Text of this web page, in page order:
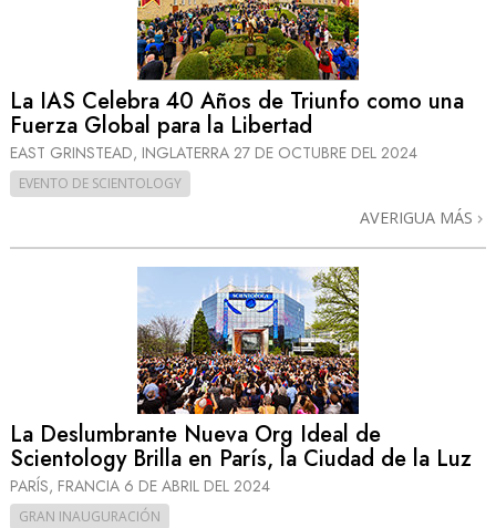
La IAS Celebra 40 Años de Triunfo como una
Fuerza Global para la Libertad
EAST GRINSTEAD, INGLATERRA 27 DE OCTUBRE DEL 2024
EVENTO DE SCIENTOLOGY
AVERIGUA MÁS
La Deslumbrante Nueva Org Ideal de
Scientology Brilla en París, la Ciudad de la Luz
PARÍS, FRANCIA 6 DE ABRIL DEL 2024
GRAN INAUGURACIÓN